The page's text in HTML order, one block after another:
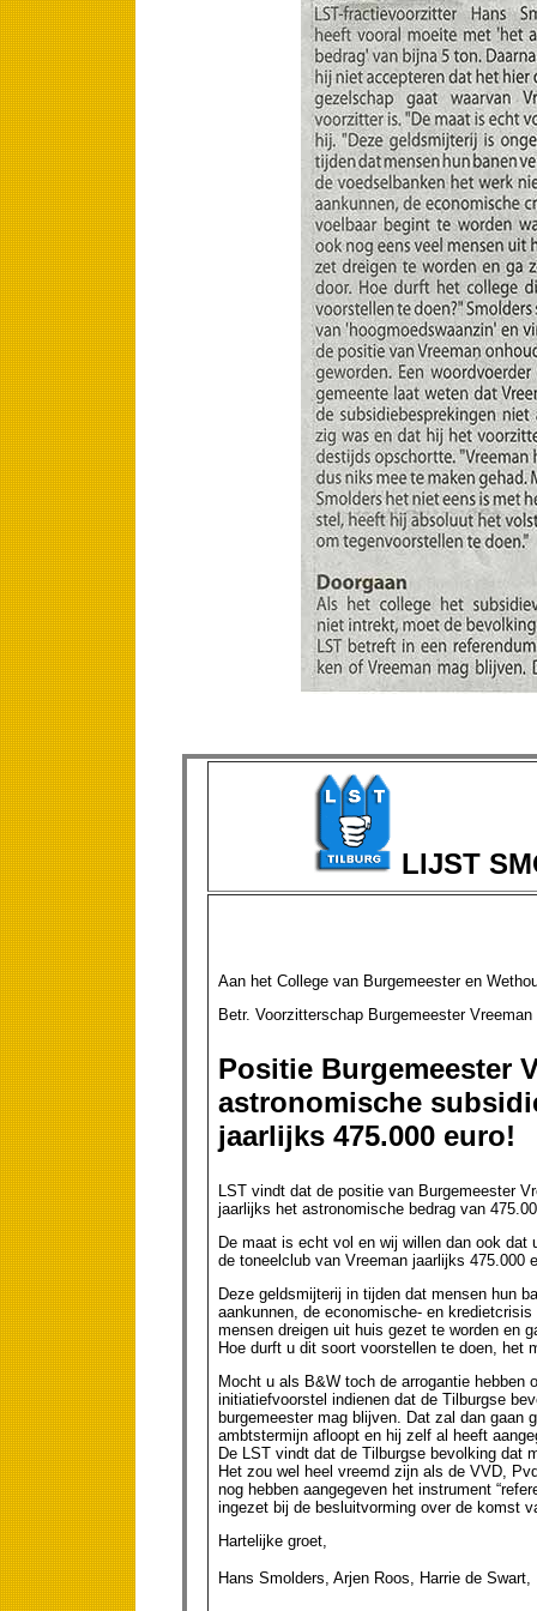
LIJST
Aan het College van Burgemeester en
Betr. Voorzitterschap Burgemeester
Positie Burgemeester
astronomische
jaarlijks 475.000 euro!
LST vindt dat de positie van Burgemeester
jaarlijks het astronomische bedrag van
De maat is echt vol en wij willen dan ook
de toneelclub van Vreeman jaarlijks 475.000
Deze geldsmijterij in tijden dat mensen hun
aankunnen, de economische- en
mensen dreigen uit huis gezet te worden
Hoe durft u dit soort voorstellen te doen, het
Mocht u als B&W toch de arrogantie
initiatiefvoorstel indienen dat de Tilburgse
burgemeester mag blijven. Dat zal dan gaan
ambtstermijn afloopt en hij zelf al heeft
De LST vindt dat de Tilburgse bevolking dat
Het zou wel heel vreemd zijn als de VVD,
nog hebben aangegeven het instrument
ingezet bij de besluitvorming over de komst
Hartelijke groet,
Hans Smolders, Arjen Roos, Harrie de